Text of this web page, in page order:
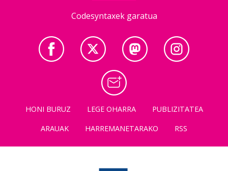
Codesyntaxek garatua
HONI BURUZ LEGE OHARRA
PUBLIZITATEA
ARAUAK
HARREMANETARAKO RSS